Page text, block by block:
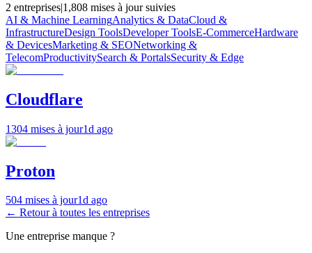
2 entreprises|1,808 mises à jour suivies
AI & Machine LearningAnalytics & DataCloud &
InfrastructureDesign ToolsDeveloper ToolsE-CommerceHardware
& DevicesMarketing & SEONetworking &
TelecomProductivitySearch & PortalsSecurity & Edge
Cloudflare
1304 mises à jour1d ago
Proton
504 mises à jour1d ago
← Retour à toutes les entreprises
Une entreprise manque ?